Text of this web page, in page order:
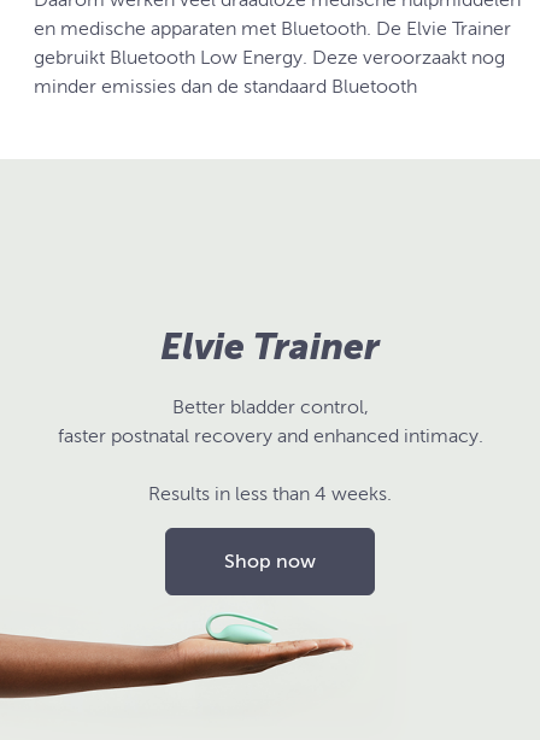
en medische apparaten met Bluetooth. De Elvie Trainer
gebruikt Bluetooth Low Energy. Deze veroorzaakt nog
minder emissies dan de standaard Bluetooth
Elvie Trainer
Better bladder control,
faster postnatal recovery and enhanced intimacy.
Results in less than 4 weeks.
Shop now